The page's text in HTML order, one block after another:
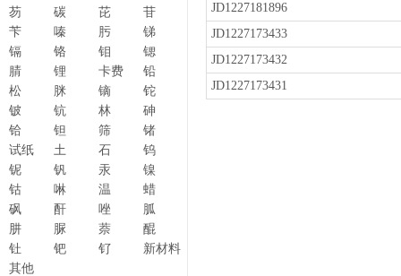
芴
碳 芘
苷
苄
嗪 肟
锑
镉
铬 钼
锶
腈
锂 卡费
铅
松
脒 镝
铊
铍
钪 林
砷
铪
钽 筛
锗
试纸
土 石
钨
铌
钒 汞
镍
钴
啉 温
蜡
砜
酐 唑
胍
肼
脲 萘
醌
钍
钯 钌
新材料
其他
JD1227181896
JD1227173433
JD1227173432
JD1227173431